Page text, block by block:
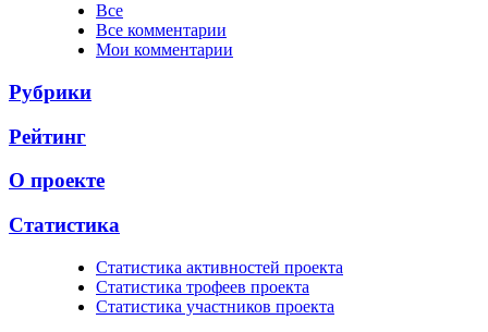
Все
Все комментарии
Мои комментарии
Рубрики
Рейтинг
О проекте
Статистика
Cтатистика активностей проекта
Cтатистика трофеев проекта
Cтатистика участников проекта